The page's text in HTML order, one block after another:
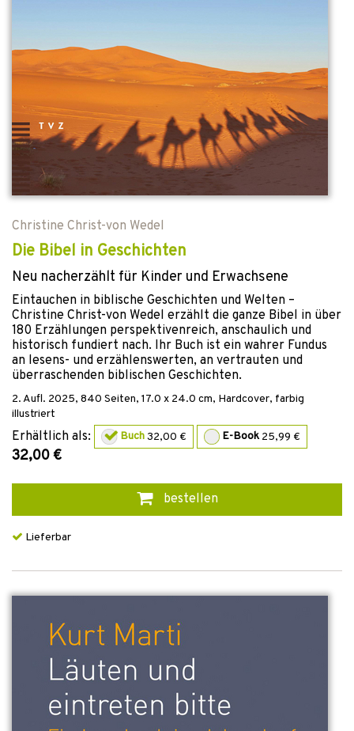
Christine Christ-von Wedel
Die Bibel in Geschichten
Neu nacherzählt für Kinder und Erwachsene
Eintauchen in biblische Geschichten und Welten –
Christine Christ-von Wedel erzählt die ganze Bibel in über
180 Erzählungen perspektivenreich, anschaulich und
historisch fundiert nach. Ihr Buch ist ein wahrer Fundus
an lesens- und erzählenswerten, an vertrauten und
überraschenden biblischen Geschichten.
2. Aufl. 2025, 840 Seiten, 17.0 x 24.0 cm, Hardcover, farbig
illustriert
Erhältlich als: Buch32,00 € E-Book 25,99 €
32,00 €
bestellen
Lieferbar